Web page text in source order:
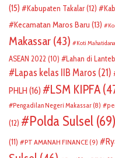
(15)
Kabupaten Takalar(12)
Kecamatan Maros Baru (13)
Makassar (43) Koti
ASEAN 2022 (10) Lahan di
Lapas kelas IIB Maros (21)
PHLH (16) LSM KIPFA
Pengadilan Negeri Makassar (8)
(12)
Polda Sulsel (69)
(11)
PT AMANAH FINANCE(9)